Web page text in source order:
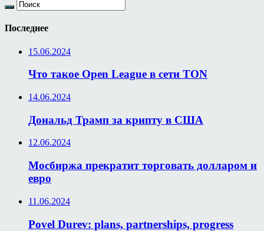
Последнее
15.06.2024
Что такое Open League в сети TON
14.06.2024
Дональд Трамп за крипту в США
12.06.2024
Мосбиржа прекратит торговать долларом и
евро
11.06.2024
Povel Durev: plans, partnerships, progress